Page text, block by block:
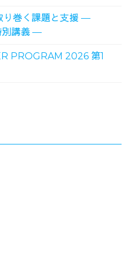
り巻く課題と支援 ―
講義 ―
PROGRAM 2026 第1